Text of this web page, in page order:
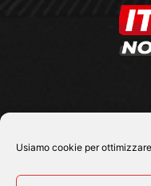
Usiamo cookie per